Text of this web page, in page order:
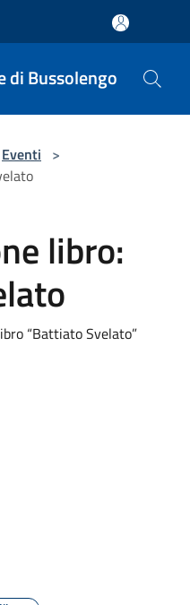
di Bussolengo
Eventi >
libro:
“Battiato Svelato”